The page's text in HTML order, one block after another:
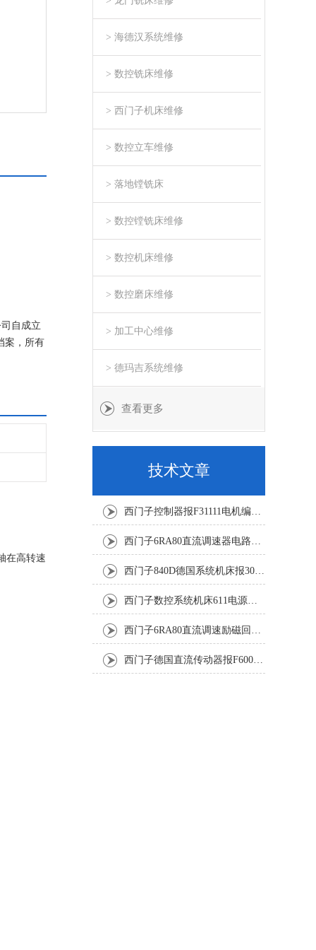
自成立
案，所有
在高转速
> 海德汉系统维修
> 数控铣床维修
> 西门子机床维修
> 数控立车维修
> 落地镗铣床
> 数控镗铣床维修
> 数控机床维修
> 数控磨床维修
> 加工中心维修
> 德玛吉系统维修
查看更多
技术文章
西门子控制器报F31111电机编码器坏修复解决
西门子6RA80直流调速器电路板坏销售修理单位
西门子840D德国系统机床报300501修复解决
西门子数控系统机床611电源模块灯不显示修复解决
西门子6RA80直流调速励磁回路坏报F60005修复排除
西门子德国直流传动器报F60067高温报警修复排除方法